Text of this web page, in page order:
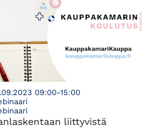
09:00-15:00
liittyvistä